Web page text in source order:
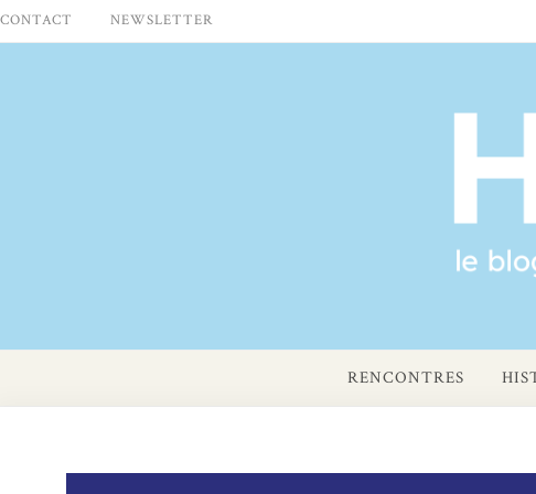
Skip
to
CONTACT NEWSLETTER
RENCONTRES